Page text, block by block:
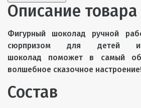
Описание товара
Фигурный шоколад ручной
сюрпризом для детей
шоколад поможет в самый
волшебное сказочное
Состав